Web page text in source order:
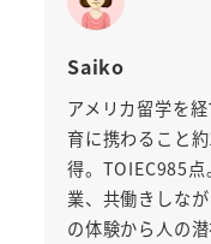
Saiko
アメリカ留学を
育に携わること
得。TOIEC985点
業、共働きしな
の体験から人の